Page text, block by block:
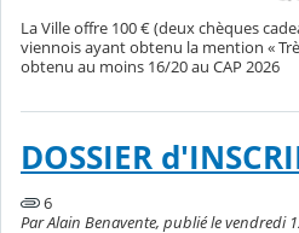
La Ville offre 100 € (deux chèques
viennois ayant obtenu la mention «
obtenu au moins 16/20 au CAP 2026
DOSSIER
6
Par Alain Benavente, publié le vendredi